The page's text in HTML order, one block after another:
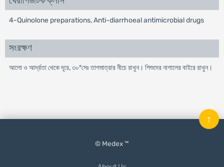
4-Quinolone preparations, Anti-diarrhoeal antimicrobial drugs
সংরক্ষণ
আলো ও আর্দ্রতা থেকে দূরে, ৩০°সেঃ তাপমাত্রার নীচে রাখুন। শিশুদের নাগালের বাইরে রাখুন।
© Medex ™
↑